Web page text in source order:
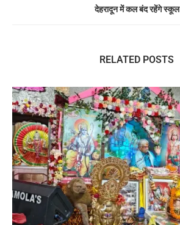
देहरादून में कल बंद रहेंगे स्कूल
RELATED POSTS